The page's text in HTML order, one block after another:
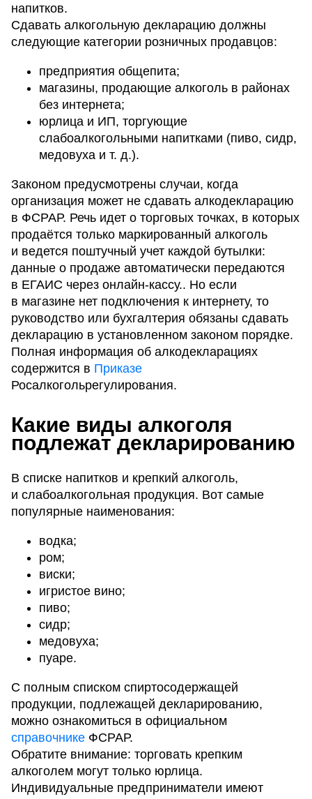
напитков.
Сдавать алкогольную декларацию должны
следующие категории розничных продавцов:
предприятия общепита;
магазины, продающие алкоголь в районах
без интернета;
юрлица и ИП, торгующие
слабоалкогольными напитками (пиво, сидр,
медовуха и т. д.).
Законом предусмотрены случаи, когда
организация может не сдавать алкодекларацию
в ФСРАР. Речь идет о торговых точках, в которых
продаётся только маркированный алкоголь
и ведется поштучный учет каждой бутылки:
данные о продаже автоматически передаются
в ЕГАИС через онлайн-кассу.. Но если
в магазине нет подключения к интернету, то
руководство или бухгалтерия обязаны сдавать
декларацию в установленном законом порядке.
Полная информация об алкодекларациях
содержится в Приказе
Росалкогольрегулирования.
Какие виды алкоголя
подлежат декларированию
В списке напитков и крепкий алкоголь,
и слабоалкогольная продукция. Вот самые
популярные наименования:
водка;
ром;
виски;
игристое вино;
пиво;
сидр;
медовуха;
пуаре.
С полным списком спиртосодержащей
продукции, подлежащей декларированию,
можно ознакомиться в официальном
справочнике ФСРАР.
Обратите внимание: торговать крепким
алкоголем могут только юрлица.
Индивидуальные предприниматели имеют